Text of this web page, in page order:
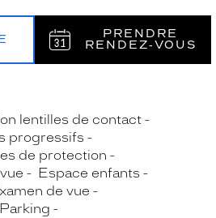
PRENDRE
RENDEZ‑VOUS
lentilles de contact
progressifs
de protection
Espace enfants
de vue
Parking